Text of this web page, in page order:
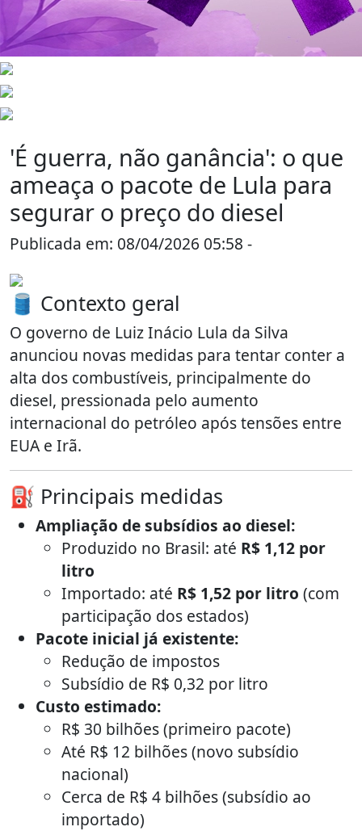
'É guerra, não ganância': o que
ameaça o pacote de Lula para
segurar o preço do diesel
Publicada em: 08/04/2026 05:58 -
🛢️ Contexto geral
O governo de Luiz Inácio Lula da Silva
anunciou novas medidas para tentar conter a
alta dos combustíveis, principalmente do
diesel, pressionada pelo aumento
internacional do petróleo após tensões entre
EUA e Irã.
⛽ Principais medidas
Ampliação de subsídios ao diesel:
Produzido no Brasil: até R$ 1,12 por
litro
Importado: até R$ 1,52 por litro (com
participação dos estados)
Pacote inicial já existente:
Redução de impostos
Subsídio de R$ 0,32 por litro
Custo estimado:
R$ 30 bilhões (primeiro pacote)
Até R$ 12 bilhões (novo subsídio
nacional)
Cerca de R$ 4 bilhões (subsídio ao
importado)